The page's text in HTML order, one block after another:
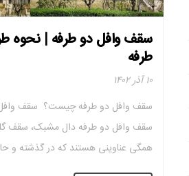
سقف وافل دو طرفه | نحوه
طرفه
۱۰ آذر ۱۴۰۲
سقف وافل دو طرفه چیست؟ سقف
سقف وافل دو طرفه دال مشبک، سقف
همگی عناوینی هستند که در گذشته و
کف یا سقف استفاده می شد اما همه